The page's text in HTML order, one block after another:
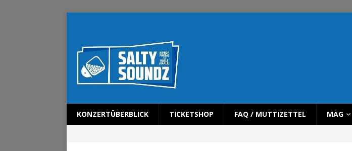
KONZERTÜBERBLICK TICKETSHOP FAQ / MUTTIZETTEL MAG